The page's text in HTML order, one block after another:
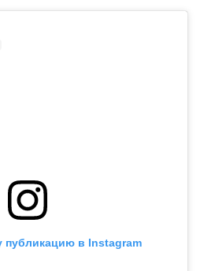
публикацию в Instagram